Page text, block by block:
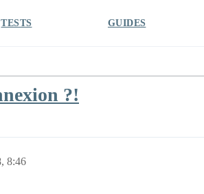
TESTS GUIDES
?!
8:46